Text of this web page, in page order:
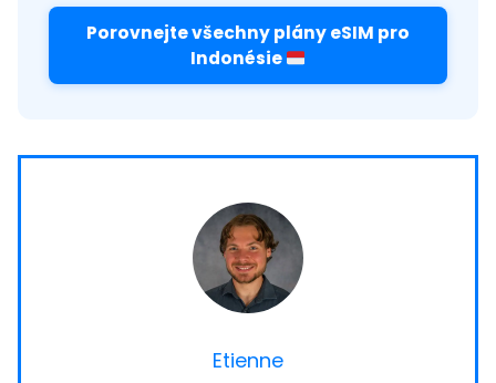
Porovnejte všechny plány eSIM pro
Indonésie
Etienne